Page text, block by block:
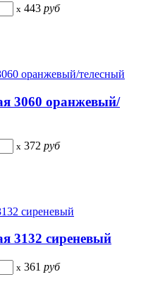
x 443 руб
3060 оранжевый/
x 372 руб
3132 сиреневый
x 361 руб